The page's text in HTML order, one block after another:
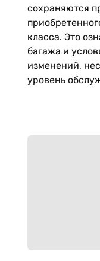
сохраняются
класса. Это
багажа и
изменений,
уровень